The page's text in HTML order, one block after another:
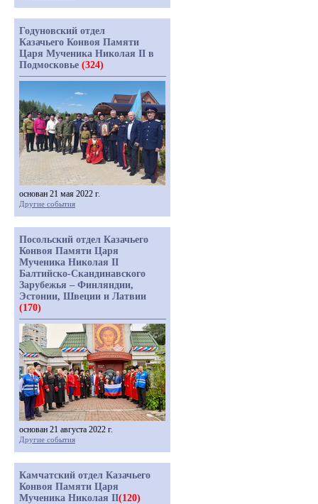
Годуновский отдел
Казачьего Конвоя Памяти
Царя Мученика Николая II в
Подмосковье (324)
основан 21 мая 2022 г.
Другие события
Посольский отдел Казачьего
Конвоя Памяти Царя
Мученика Николая II
Балтийско-Скандинавского
Зарубежья – Финляндии,
Эстонии, Швеции и Латвии
(170)
основан 21 августа 2022 г.
Другие события
Камчатский отдел Казачьего
Конвоя Памяти Царя
Мученика Николая II(120)